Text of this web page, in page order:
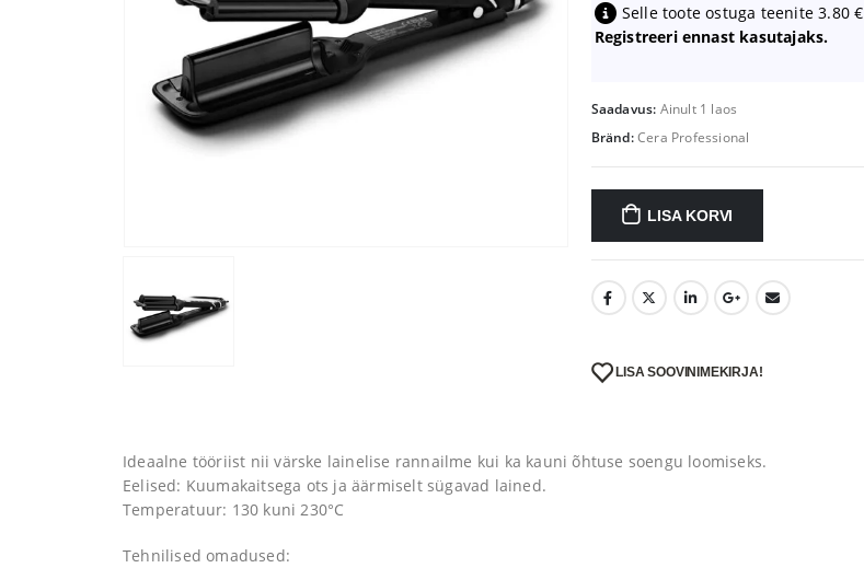
Selle toote ostuga teenite3.80€
Registreeri ennast kasutajaks.
Saadavus: Ainult 1 laos
Bränd:Cera Professional
LISA KORVI
LISA SOOVINIMEKIRJA!
Ideaalne tööriist nii värske lainelise rannailme kui ka kauni õhtuse soengu loomiseks.
Eelised: Kuumakaitsega ots ja äärmiselt sügavad lained.
Temperatuur: 130 kuni 230°C
Tehnilised omadused: